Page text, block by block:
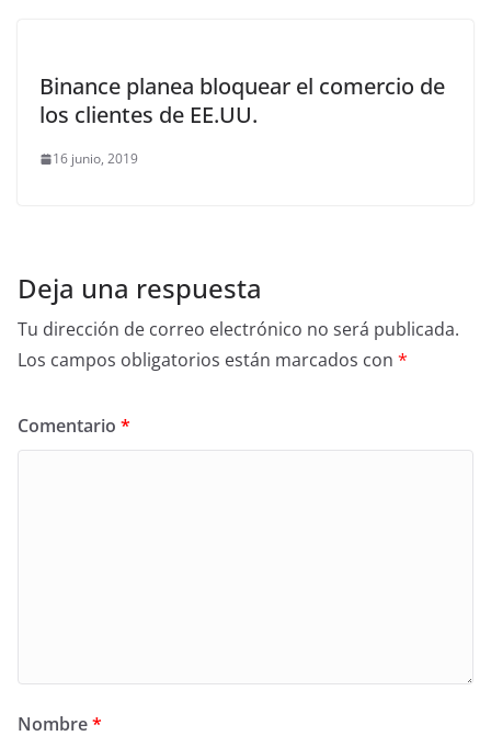
Binance planea bloquear el comercio de
los clientes de EE.UU.
16 junio, 2019
Deja una respuesta
Tu dirección de correo electrónico no será publicada.
Los campos obligatorios están marcados con *
Comentario *
Nombre*